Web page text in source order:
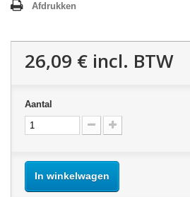
Afdrukken
26,09 € incl. BTW
Aantal
In winkelwagen